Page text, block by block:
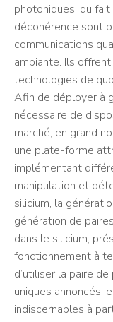
photoniques, du
décohérence sont
communications
ambiante. Ils
technologies de
Afin de déployer à
nécessaire de
marché, en grand
une plate-forme
implémentant
manipulation et
silicium, la
génération de
dans le silicium,
fonctionnement à
d’utiliser la paire
uniques annoncés,
indiscernables à